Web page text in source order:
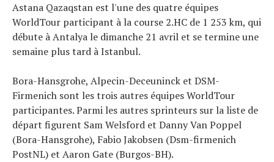
Astana Qazaqstan est l'une des quatre équipes
WorldTour participant à la course 2.HC de 1 253 km, qui
débute à Antalya le dimanche 21 avril et se termine une
semaine plus tard à Istanbul.
Bora-Hansgrohe, Alpecin-Deceuninck et DSM-
Firmenich sont les trois autres équipes WorldTour
participantes. Parmi les autres sprinteurs sur la liste de
départ figurent Sam Welsford et Danny Van Poppel
(Bora-Hansgrohe), Fabio Jakobsen (Dsm-firmenich
PostNL) et Aaron Gate (Burgos-BH).